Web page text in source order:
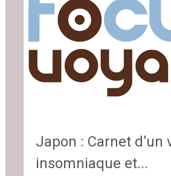
Japon : Carnet d’un
insomniaque et...